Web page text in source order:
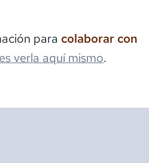
para colaborar con
verla aquí mismo.